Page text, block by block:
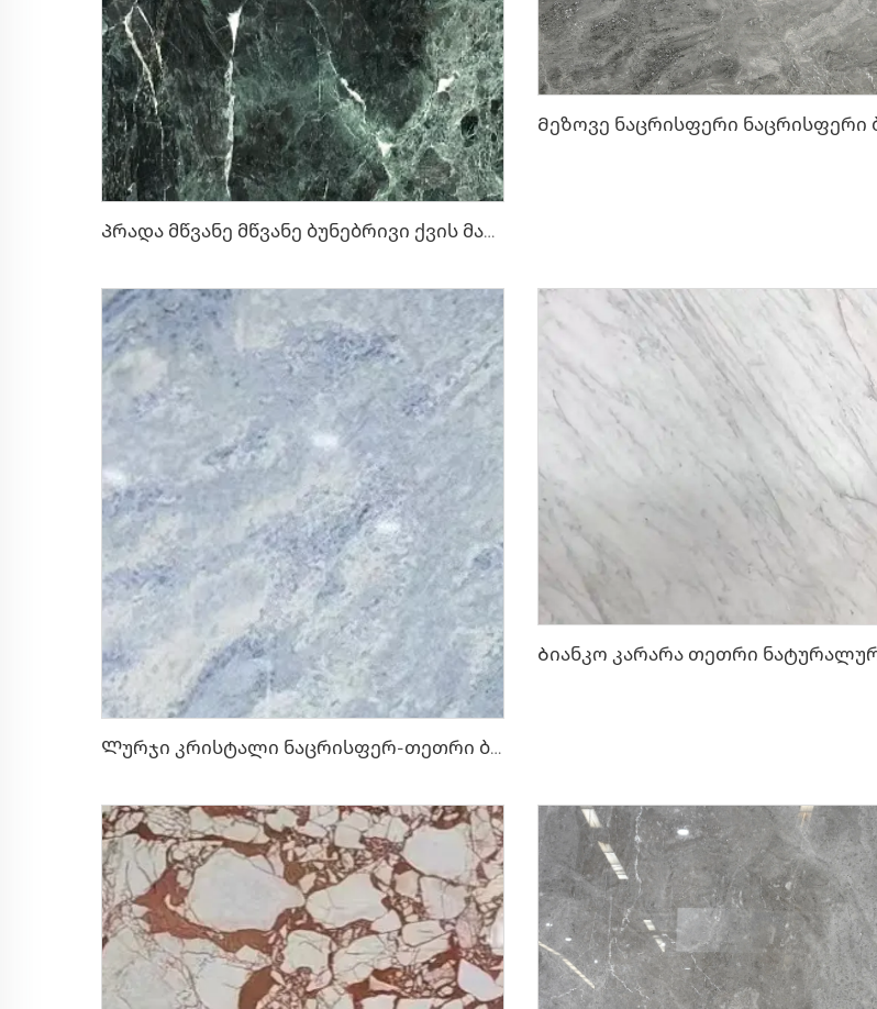
Პრადა მწვანე მწვანე ბუნებრივი ქვის მარმარილო თეთრი გამძირებით და ნახატით
Ლურჯი კრისტალი ნაცრისფერ-თეთრი ბუნებრივი ქვის მარმარილო ლურჯ-ნაცრისფერი ტექსტურით და შუქზე მოქანდაკებული ლაქებით